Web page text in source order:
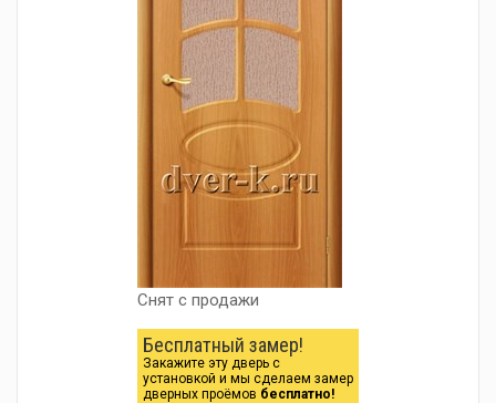
Снят с продажи
Бесплатный замер!
Закажите эту дверь с
установкой и мы сделаем замер
дверных проёмов бесплатно!